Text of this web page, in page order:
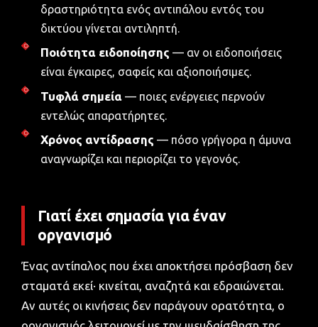
δραστηριότητα ενός αντιπάλου εντός του
δικτύου γίνεται αντιληπτή.
Ποιότητα ειδοποίησης — αν οι ειδοποιήσεις
είναι έγκαιρες, σαφείς και αξιοποιήσιμες.
Τυφλά σημεία — ποιες ενέργειες περνούν
εντελώς απαρατήρητες.
Χρόνος αντίδρασης — πόσο γρήγορα η άμυνα
αναγνωρίζει και περιορίζει το γεγονός.
Γιατί έχει σημασία για έναν
οργανισμό
Ένας αντίπαλος που έχει αποκτήσει πρόσβαση δεν
σταματά εκεί· κινείται, αναζητά και εδραιώνεται.
Αν αυτές οι κινήσεις δεν παράγουν ορατότητα, ο